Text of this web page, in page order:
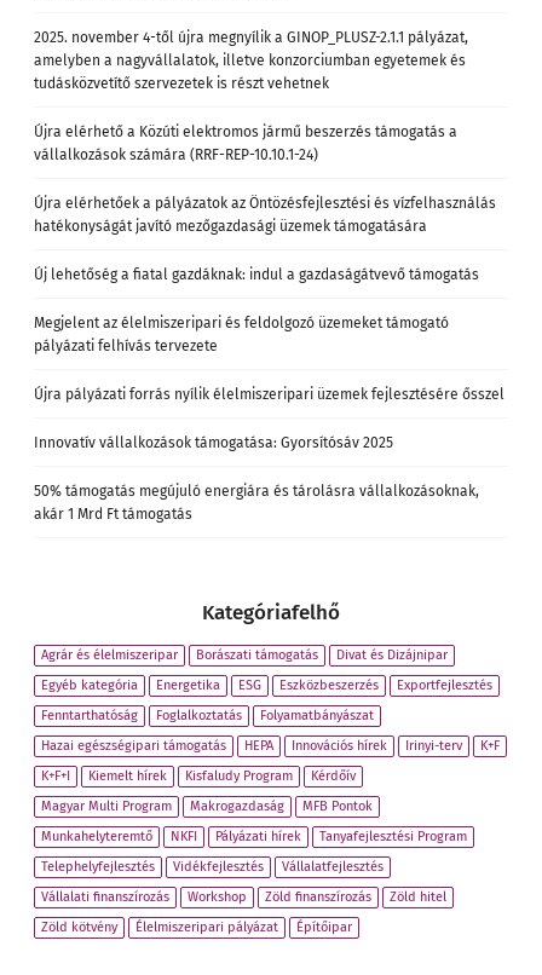
2025. november 4-től újra megnyílik a GINOP_PLUSZ-2.1.1 pályázat,
amelyben a nagyvállalatok, illetve konzorciumban egyetemek és
tudásközvetítő szervezetek is részt vehetnek
Újra elérhető a Közúti elektromos jármű beszerzés támogatás a
vállalkozások számára (RRF-REP-10.10.1-24)
Újra elérhetőek a pályázatok az Öntözésfejlesztési és vízfelhasználás
hatékonyságát javító mezőgazdasági üzemek támogatására
Új lehetőség a fiatal gazdáknak: indul a gazdaságátvevő támogatás
Megjelent az élelmiszeripari és feldolgozó üzemeket támogató
pályázati felhívás tervezete
Újra pályázati forrás nyílik élelmiszeripari üzemek fejlesztésére ősszel
Innovatív vállalkozások támogatása: Gyorsítósáv 2025
50% támogatás megújuló energiára és tárolásra vállalkozásoknak,
akár 1 Mrd Ft támogatás
Kategóriafelhő
Agrár és élelmiszeripar Borászati támogatás
Divat és Dizájnipar
Egyéb kategória
Energetika ESG Eszközbeszerzés
Exportfejlesztés
Fenntarthatóság
Foglalkoztatás
Folyamatbányászat
Hazai egészségipari támogatás
HEPA Innovációs hírek Irinyi-terv
K+F
K+F+I
Kiemelt hírek Kisfaludy Program
Kérdőív
Magyar Multi Program
Makrogazdaság
MFB Pontok
Munkahelyteremtő
NKFI Pályázati hírek
Tanyafejlesztési Program
Telephelyfejlesztés
Vidékfejlesztés
Vállalatfejlesztés
Vállalati finanszírozás
Workshop Zöld finanszírozás
Zöld hitel
Zöld kötvény
Élelmiszeripari pályázat Építőipar